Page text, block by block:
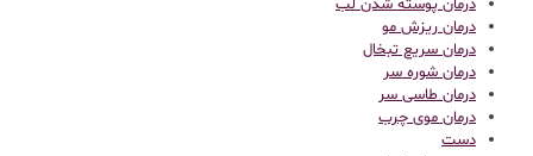
درمان پوسته شدن لب
درمان ریزش مو
درمان سریع تبخال
درمان شوره سر
درمان طاسی سر
درمان موی چرب
دست